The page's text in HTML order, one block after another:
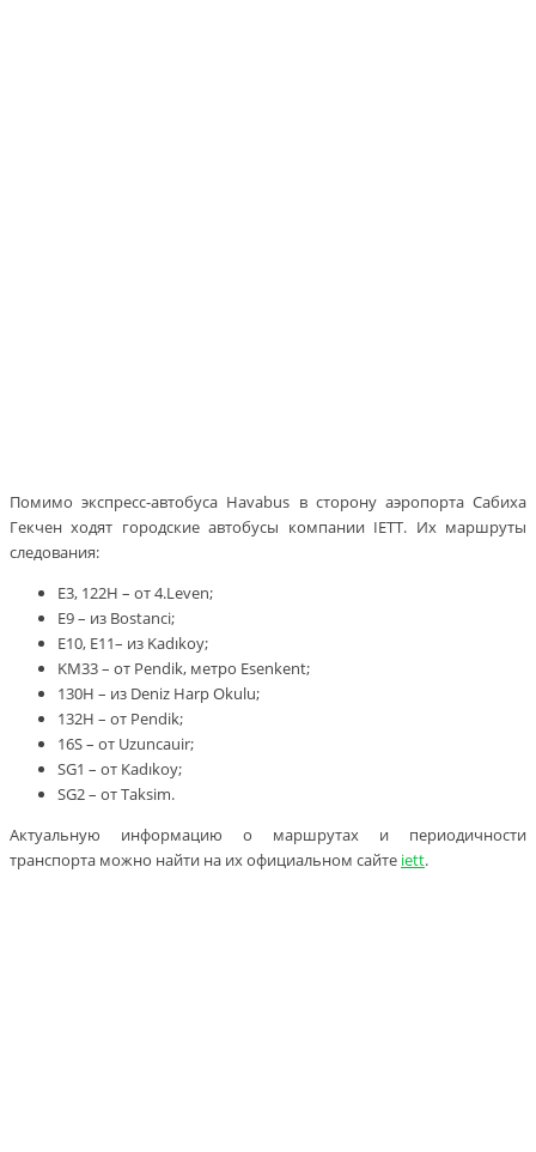
Помимо экспресс-автобуса Havabus в сторону аэропорта Сабиха
Гекчен ходят городские автобусы компании IETT. Их маршруты
следования:
E3, 122H – от 4.Leven;
E9 – из Bostanci;
E10, Е11– из Kadıkoy;
KM33 – от Pendik, метро Esenkent;
130H – из Deniz Harp Okulu;
132H – от Pendik;
16S – от Uzuncauir;
SG1 – от Kadıkoy;
SG2 – от Taksim.
Актуальную информацию о маршрутах и периодичности
транспорта можно найти на их официальном сайте iett.